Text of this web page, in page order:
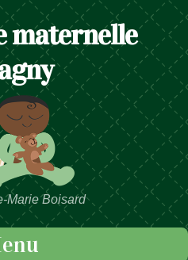
maternelle
Marie Boisard